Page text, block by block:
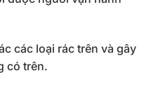
các loại rác trên và gây
có trên.